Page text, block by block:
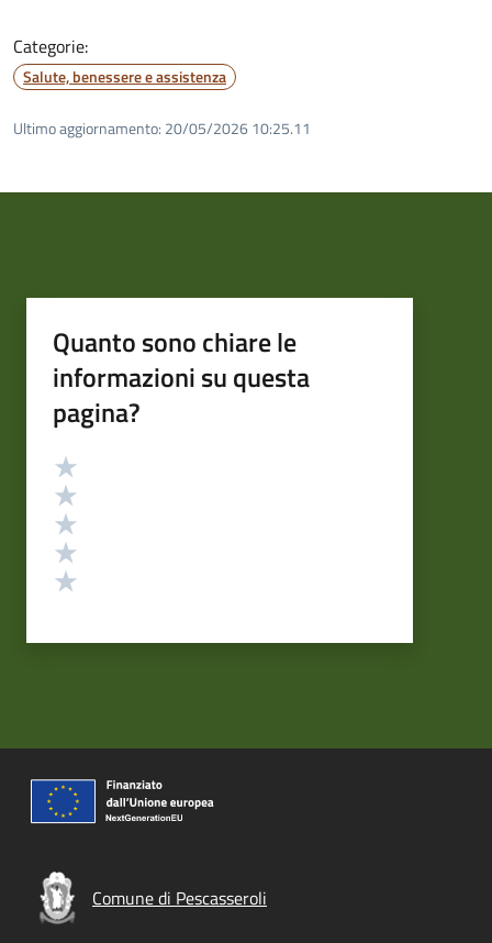
Categorie:
Salute, benessere e assistenza
Ultimo aggiornamento: 20/05/2026 10:25.11
Quanto sono chiare le
informazioni su questa
pagina?
Valutazione
Comune di Pescasseroli